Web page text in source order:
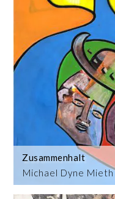
Michael Dyne Mieth
Zusammenhalt